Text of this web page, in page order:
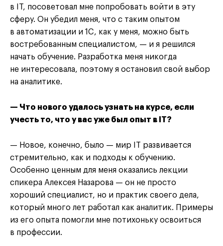
в IT, посоветовал мне попробовать войти в эту
сферу. Он убедил меня, что с таким опытом
в автоматизации и 1C, как у меня, можно быть
востребованным специалистом, — и я решился
начать обучение. Разработка меня никогда
не интересовала, поэтому я остановил свой выбор
на аналитике.
— Что нового удалось узнать на курсе, если
учесть то, что у вас уже был опыт в IT?
— Новое, конечно, было — мир IT развивается
стремительно, как и подходы к обучению.
Особенно ценным для меня оказались лекции
спикера Алексея Назарова — он не просто
хороший специалист, но и практик своего дела,
который много лет работал как аналитик. Примеры
из его опыта помогли мне потихоньку освоиться
в профессии.